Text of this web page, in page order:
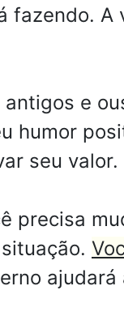
A
e
humor
seu valor.
precisa